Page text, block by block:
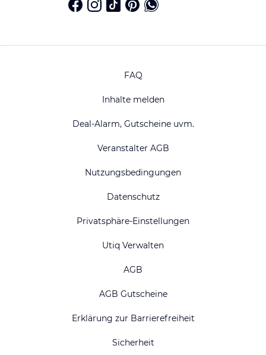
FAQ
Inhalte melden
Deal-Alarm, Gutscheine uvm.
Veranstalter AGB
Nutzungsbedingungen
Datenschutz
Privatsphäre-Einstellungen
Utiq Verwalten
AGB
AGB Gutscheine
Erklärung zur Barrierefreiheit
Sicherheit